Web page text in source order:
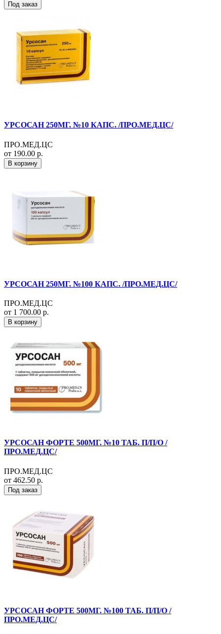
Под заказ
УРСОСАН 250МГ. №10 КАПС. /ПРО.МЕД.ЦС/
ПРО.МЕД.ЦС
от 190.00 р.
В корзину
УРСОСАН 250МГ. №100 КАПС. /ПРО.МЕД.ЦС/
ПРО.МЕД.ЦС
от 1 700.00 р.
В корзину
УРСОСАН ФОРТЕ 500МГ. №10 ТАБ. П/П/О /
ПРО.МЕД.ЦС/
ПРО.МЕД.ЦС
от 462.50 р.
Под заказ
УРСОСАН ФОРТЕ 500МГ. №100 ТАБ. П/П/О /
ПРО.МЕД.ЦС/